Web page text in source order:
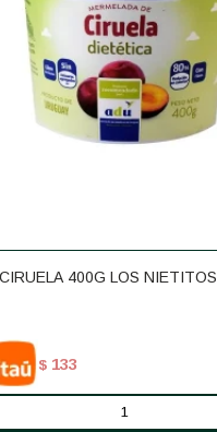
400G LOS NIETITOS
$ 133